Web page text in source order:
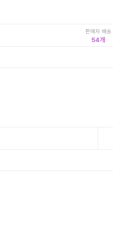
판매자 배송
54